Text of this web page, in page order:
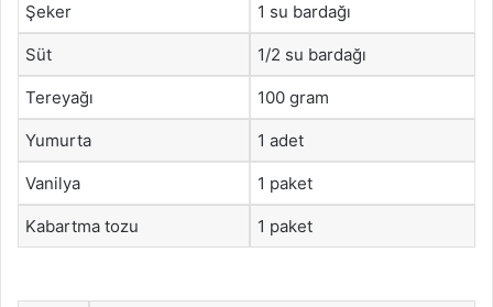
Şeker 1 su bardağı
Süt 1/2 su bardağı
Tereyağı 100 gram
Yumurta 1 adet
Vanilya 1 paket
Kabartma tozu 1 paket